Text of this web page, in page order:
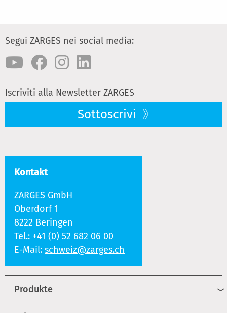
Segui ZARGES nei social media:
Iscriviti alla Newsletter ZARGES
Sottoscrivi
Kontakt
ZARGES GmbH
Oberdorf 1
8222 Beringen
Tel.: +41 (0) 52 682 06 00
E-Mail: schweiz@zarges.ch
Produkte